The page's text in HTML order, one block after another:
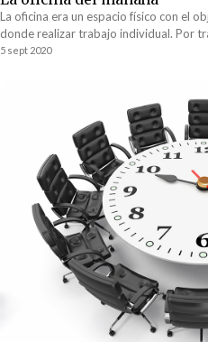
La oficina era un espacio físico con el
donde realizar trabajo individual. Por
ese trabajo que hacemos solos,
5 sept 2020